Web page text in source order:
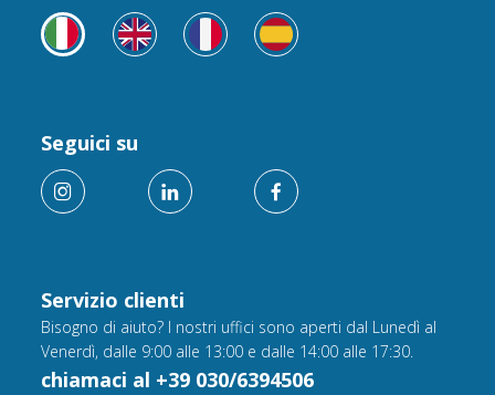
Servizio clienti
Bisogno di aiuto? I nostri uffici sono aperti dal Lunedì al
Venerdì, dalle 9:00 alle 13:00 e dalle 14:00 alle 17:30.
chiamaci al +39 030/6394506
Seguici su